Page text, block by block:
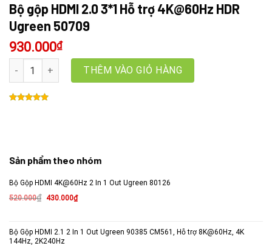
Bộ gộp HDMI 2.0 3*1 Hỗ trợ 4K@60Hz HDR
Ugreen 50709
930.000₫
Bộ gộp HDMI 2.0 3*1 Hỗ trợ 4K@60Hz HDR Ugreen 50709 số lượng
THÊM VÀO GIỎ HÀNG
Sản phẩm theo nhóm
Bộ Gộp HDMI 4K@60Hz 2 In 1 Out Ugreen 80126
520.000₫ Giá
520.000₫.
430.000₫Giá
là:
Bộ Gộp HDMI 2.1 2 In 1 Out Ugreen 90385 CM561, Hỗ trợ 8K@60Hz, 4K
144Hz, 2K240Hz